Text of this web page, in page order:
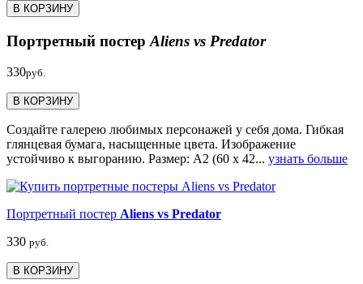
В КОРЗИНУ
Портретный постер Aliens vs Predator
330руб.
В КОРЗИНУ
Создайте галерею любимых персонажей у себя дома. Гибкая
глянцевая бумага, насыщенные цвета. Изображение
устойчиво к выгоранию. Размер: А2 (60 х 42... узнать больше
Портретный постер Aliens vs Predator
330 руб.
В КОРЗИНУ